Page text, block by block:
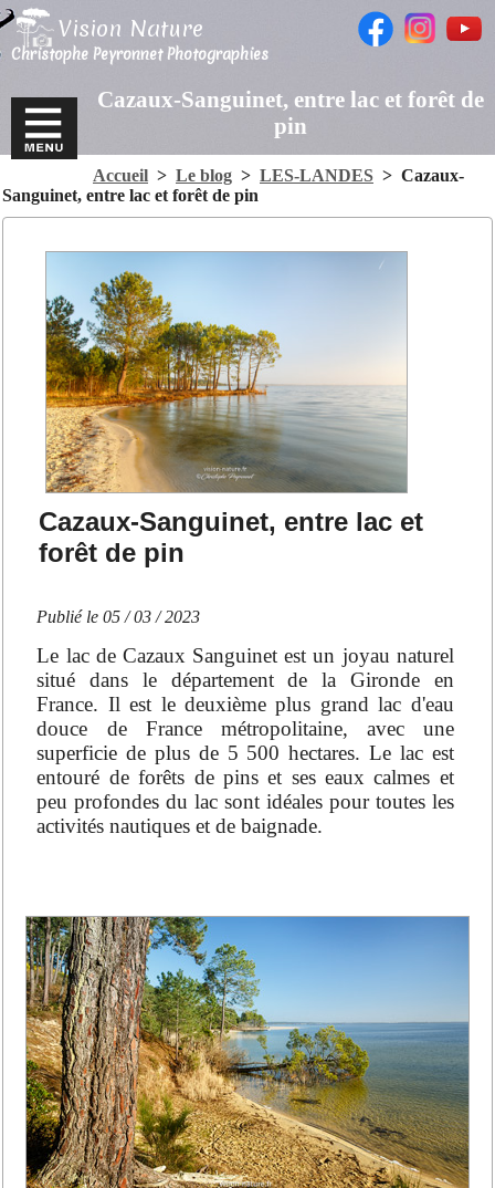
Vision Nature
Christophe Peyronnet Photographies
Cazaux-Sanguinet, entre lac et forêt de
pin
Accueil > Le blog > LES-LANDES > Cazaux-
Sanguinet, entre lac et forêt de pin
Cazaux-Sanguinet, entre lac et
forêt de pin
Publié le05 / 03 / 2023
Le lac de Cazaux Sanguinet est un joyau naturel
situé dans le département de la Gironde en
France. Il est le deuxième plus grand lac d'eau
douce de France métropolitaine, avec une
superficie de plus de 5 500 hectares. Le lac est
entouré de forêts de pins et ses eaux calmes et
peu profondes du lac sont idéales pour toutes les
activités nautiques et de baignade.